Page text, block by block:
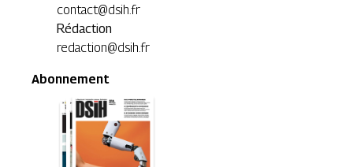
contact@dsih.fr
Rédaction
redaction@dsih.fr
Abonnement